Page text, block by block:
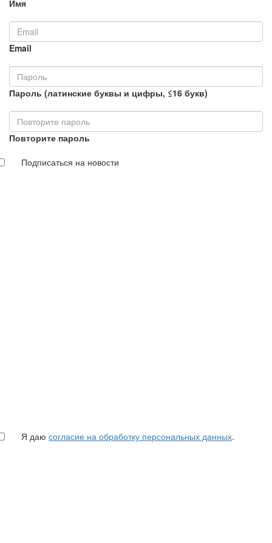
Имя
Email
Пароль (латинские буквы и цифры, ≤16 букв)
Повторите пароль
Подписаться на новости
Я даю согласие на обработку персональных данных.